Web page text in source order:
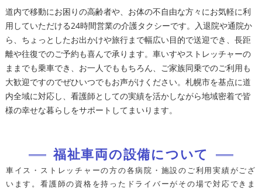
道内で移動にお困りの高齢者や、お体の不自由な方々にお気軽に利
用していただける24時間営業の介護タクシーです。入退院や通院か
ら、ちょっとしたお出かけや旅行まで幅広い目的で送迎でき、長距
離や往復でのご予約も喜んで承ります。車いすやストレッチャーの
ままでも乗車でき、お一人でももちろん、ご家族同乗でのご利用も
大歓迎ですのでぜひいつでもお声がけください。札幌市を基点に道
内全域に対応し、看護師としての実績を活かしながら地域密着で皆
様の幸せな暮らしをサポートしてまいります。
車イス・ストレッチャーの方の各病院・施設のご利用実績がござ
います。看護師の資格を持ったドライバーがその場で対応できま
福祉車両の設備について